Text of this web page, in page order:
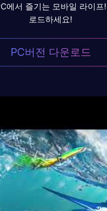
에서 즐기는 모바일 라이프
로드하세요!
PC버전 다운로드